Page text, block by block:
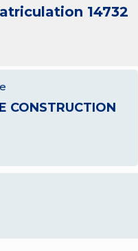
14732
CONSTRUCTION